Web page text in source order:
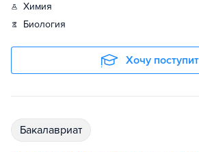
химия
биология
Хочу
бакалавриат